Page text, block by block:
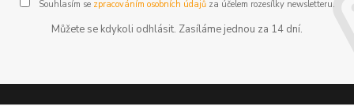
Souhlasím se zpracováním osobních údajůza účelem rozesílky newsletteru.
Můžete se kdykoli odhlásit. Zasíláme jednou za 14 dní.